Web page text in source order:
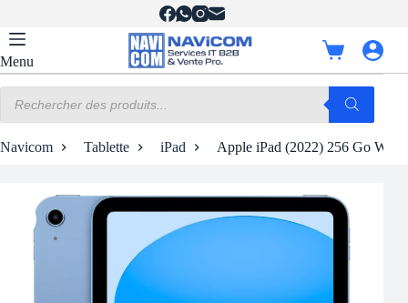
contenu
Menu
Panier
d’achat
produits
Navicom Tablette iPad Apple iPad (2022) 256 Go Wi-